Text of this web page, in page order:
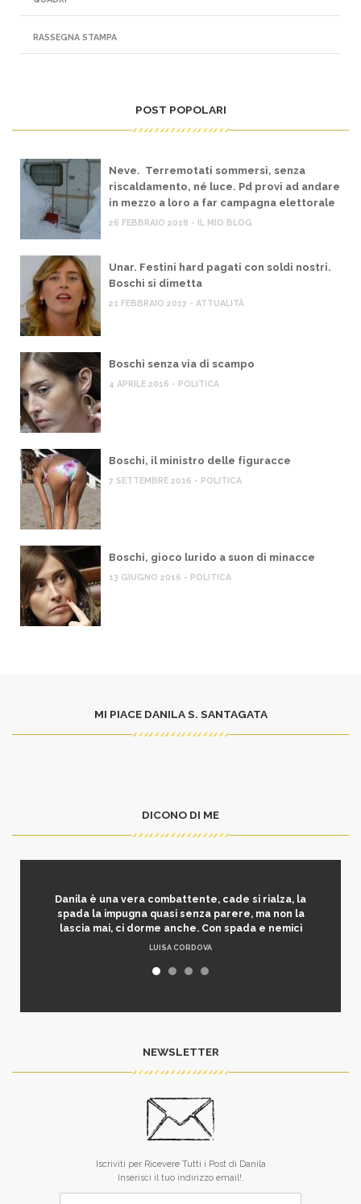
RASSEGNA STAMPA
POST POPOLARI
Neve. Terremotati sommersi, senza
riscaldamento, né luce. Pd provi ad andare
in mezzo a loro a far campagna elettorale
26 FEBBRAIO 2018 - IL MIO BLOG
Unar. Festini hard pagati con soldi nostri.
Boschi si dimetta
21 FEBBRAIO 2017 - ATTUALITÀ
Boschi senza via di scampo
4 APRILE 2016 - POLITICA
Boschi, il ministro delle figuracce
7 SETTEMBRE 2016 - POLITICA
Boschi, gioco lurido a suon di minacce
13 GIUGNO 2016 - POLITICA
MI PIACE DANILA S. SANTAGATA
DICONO DI ME
Danila è una vera combattente, cade si rialza, la
spada la impugna quasi senza parere, ma non la
lascia mai, ci dorme anche. Con spada e nemici
LUISA CORDOVA
NEWSLETTER
Iscriviti per Ricevere Tutti i Post di Danila
Inserisci il tuo indirizzo email!.